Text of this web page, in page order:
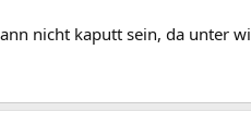
nicht kaputt sein, da unter